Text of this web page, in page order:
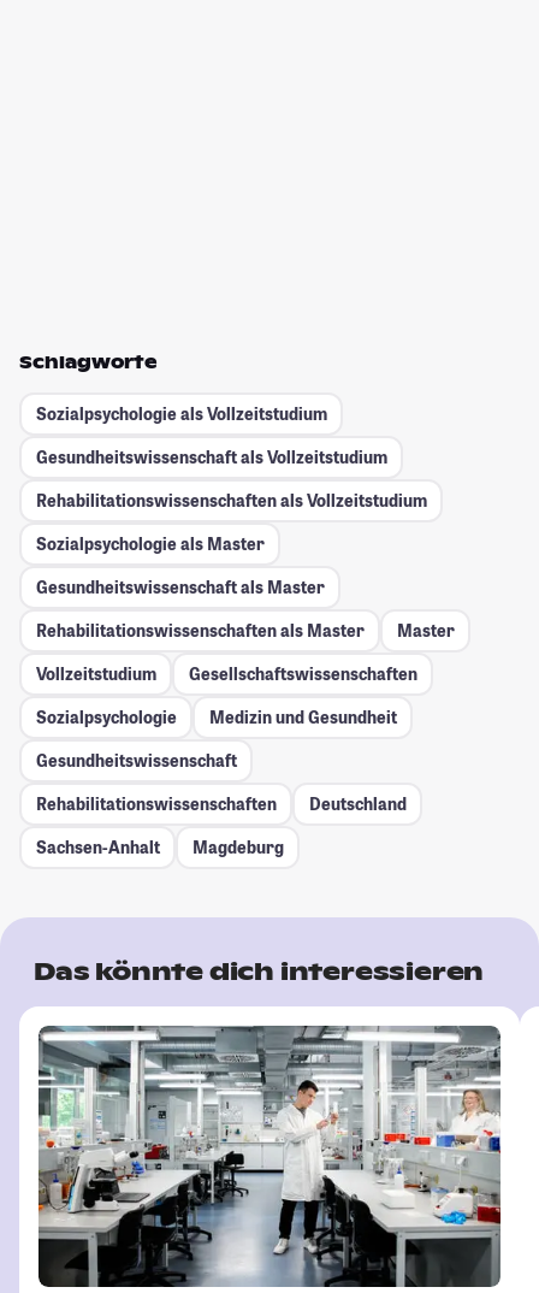
Schlagworte
Sozialpsychologie als Vollzeitstudium
Gesundheitswissenschaft als Vollzeitstudium
Rehabilitationswissenschaften als Vollzeitstudium
Sozialpsychologie als Master
Gesundheitswissenschaft als Master
Rehabilitationswissenschaften als Master
Master
Vollzeitstudium
Gesellschafts­wissenschaften
Sozialpsychologie
Medizin und Gesundheit
Gesundheitswissenschaft
Rehabilitationswissenschaften
Deutschland
Sachsen-Anhalt
Magdeburg
Das könnte dich interessieren